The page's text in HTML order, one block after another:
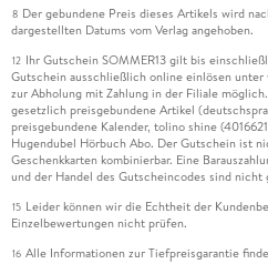
8 Der gebundene Preis dieses Artikels wird
dargestellten Datums vom Verlag angehoben.
12 Ihr Gutschein SOMMER13 gilt bis
Gutschein ausschließlich online einlösen
zur Abholung mit Zahlung in der Filiale
gesetzlich preisgebundene Artikel
preisgebundene Kalender, tolino shine
Hugendubel Hörbuch Abo. Der Gutschein ist
Geschenkkarten kombinierbar. Eine
und der Handel des Gutscheincodes sind nicht
15 Leider können wir die Echtheit der
Einzelbewertungen nicht prüfen.
16 Alle Informationen zur Tiefpreisgarantie